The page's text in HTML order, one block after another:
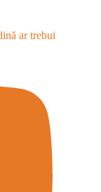
ar trebui